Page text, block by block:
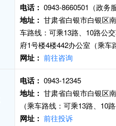
电话： 0943-8660501（政务
地址： 甘肃省白银市白银区
车路线：可乘13路、10路公
府1号楼4楼442办公室（乘车
网址： 前往咨询
电话： 0943-12345
地址： 甘肃省白银市白银区
（乘车路线：可乘13路、10
网址： 前往投诉